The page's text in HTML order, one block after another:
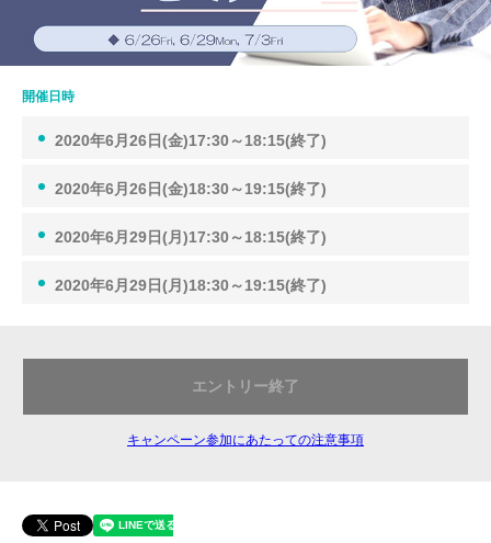
開催日時
2020年6月26日(金)17:30～18:15(終了)
2020年6月26日(金)18:30～19:15(終了)
2020年6月29日(月)17:30～18:15(終了)
2020年6月29日(月)18:30～19:15(終了)
エントリー終了
キャンペーン参加にあたっての注意事項